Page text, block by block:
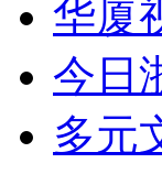
华厦
今日
多元